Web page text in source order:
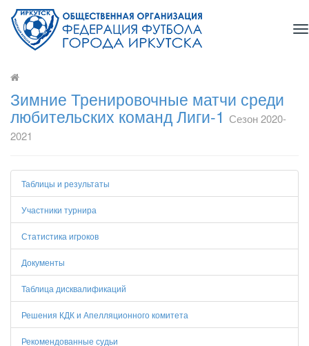
Зимние Тренировочные матчи среди
любительских команд Лиги-1 Сезон 2020-
2021
Таблицы и результаты
Участники турнира
Статистика игроков
Документы
Таблица дисквалификаций
Решения КДК и Апелляционного комитета
Рекомендованные судьи